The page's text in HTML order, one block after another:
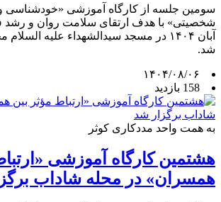
سومین جلسه از کارگاه آموزشی «خودشناسی و
آبان‌ ۱۴۰۴ در مسجد سیدالشهداء علیه
شد.
۱۴۰۴/۰۸/۰۶
158 بازدید
به همت واحد مددکاری کوثر
هشتمین کارگاه آموزشی
همسران» در محله شاداب